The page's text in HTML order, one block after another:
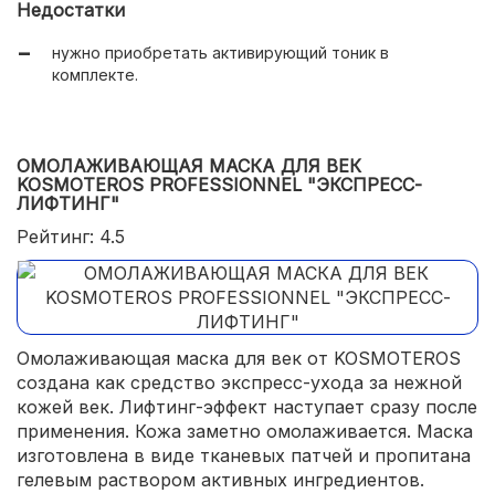
Недостатки
нужно приобретать активирующий тоник в
комплекте.
ОМОЛАЖИВАЮЩАЯ МАСКА ДЛЯ ВЕК
KOSMOTEROS PROFESSIONNEL "ЭКСПРЕСС-
ЛИФТИНГ"
Рейтинг: 4.5
Омолаживающая маска для век от KOSMOTEROS
создана как средство экспресс-ухода за нежной
кожей век. Лифтинг-эффект наступает сразу после
применения. Кожа заметно омолаживается. Маска
изготовлена в виде тканевых патчей и пропитана
гелевым раствором активных ингредиентов.